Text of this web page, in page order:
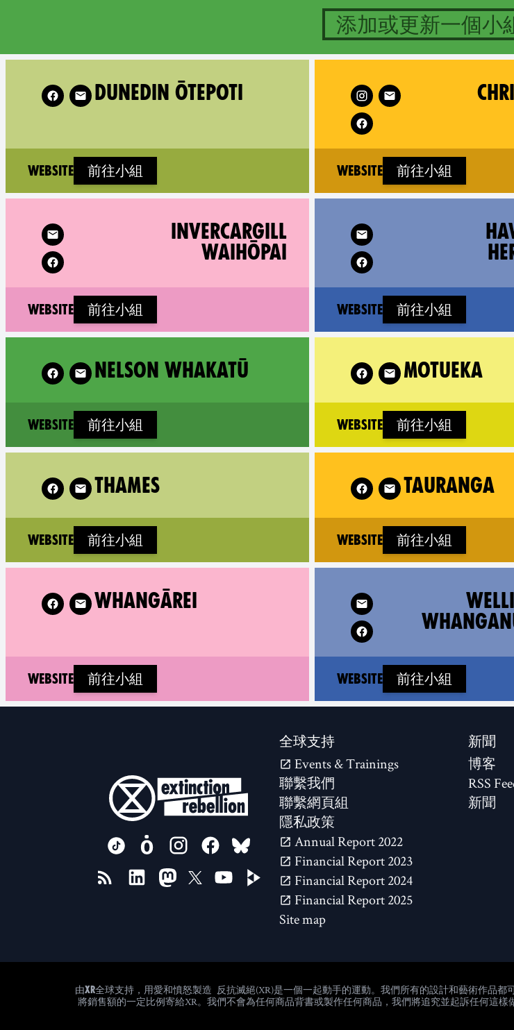
添加或更新一個小
Follow
Follow XR Christchurch Ōtautahi on
前往小組
Website
(new window)
DUNEDIN ŌTEPOTI
Ōtepoti on
前往小組
Website
(new window)
Follow XR Hawke's Bay Heretaunga on
前往小組
Website
(new window)
INVERCARGILL
WAIHŌPAI
Waihōpai on
前往小組
Website
(new window)
MOTUEKA
Follow XR Motueka on
前往小組
Website
(new window)
NELSON WHAKATŪ
Whakatū on
前往小組
Website
(new window)
TAURANGA
Follow XR Tauranga on
前往小組
Website
(new window)
THAMES
XR Thames on
前往小組
Website
(new window)
Follow XR Wellington Te Whanganui-a-Tara on
前往小組
Website
(new window)
WHANGĀREI
XR Whangārei on
前往小組
Website
(new window)
新聞
博客
RSS
新聞
全球支持
Events & Trainings
聯繫我們
聯繫網頁組
隱私政策
2022 Annual Report
2023 Financial Report
2024 Financial Report
2025 Financial Report
Site map
FOLLOW US ON
由XR全球支持，用愛和憤怒製造 反抗滅絕(XR)是一個一起動手的運動。我們所有的設計和藝術作品
將銷售額的一定比例寄給XR。我們不會為任何商品背書或製作任何商品，我們將追究並起訴任何這